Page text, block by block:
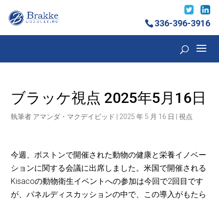
336-396-3916
ブラッケ視点 2025年5月16日
執筆者 アマンダ・マクデイビッド 2025 年 5 月 16 日 |視点
今週、ボストンで開催された動物の健康と栄養イノベー
ションに関する会議に出席しました。米国で開催される
Kisacoの動物衛生イベントへの参加は今回で2回目です
が、パネルディスカッションの中で、この導入がもたら